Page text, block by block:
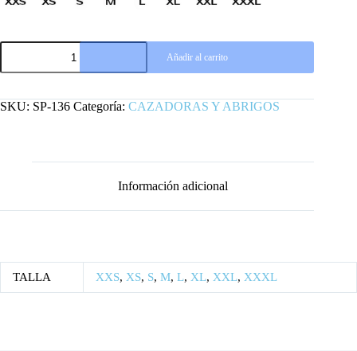
CAZADORA
PREMIUM
cantidad
Añadir al carrito
SKU: SP-136 Categoría: CAZADORAS Y ABRIGOS
Información adicional
TALLA XXS, XS, S, M, L, XL, XXL, XXXL